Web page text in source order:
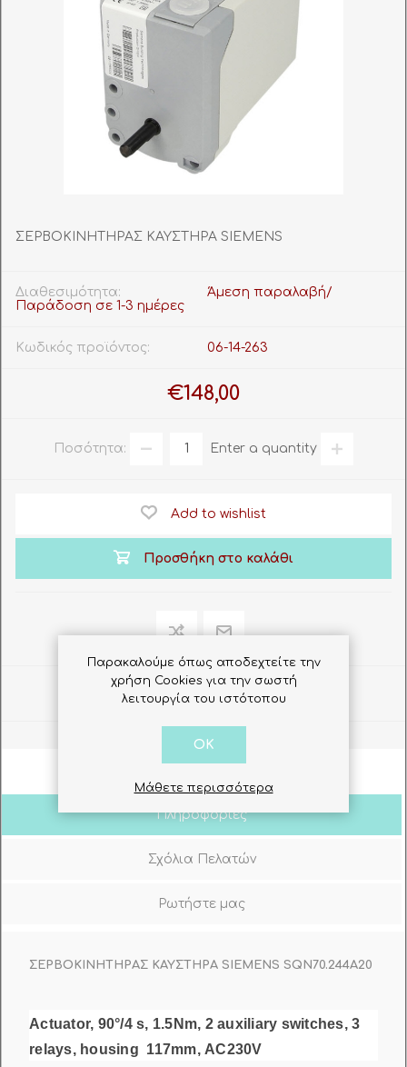
ΣΕΡΒΟΚΙΝΗΤΗΡΑΣ ΚΑΥΣΤΗΡΑ SIEMENS
Διαθεσιμότητα:
Άμεση παραλαβή/
Παράδοση σε 1-3 ημέρες
Κωδικός προϊόντος: 06-14-263
€148,00
Ποσότητα: Enter a quantity
Add to wishlist
Προσθήκη στο καλάθι
Πληροφορίες
Σχόλια Πελατών
Ρωτήστε μας
ΣΕΡΒΟΚΙΝΗΤΗΡΑΣ ΚΑΥΣΤΗΡΑ SIEMENS SQN70.244A20
Actuator, 90°/4 s, 1.5Nm, 2 auxiliary switches, 3
relays, housing 117mm, AC230V
Παρακαλούμε όπως αποδεχτείτε την
χρήση Cookies για την σωστή
λειτουργία του ιστότοπου
OK
Μάθετε περισσότερα